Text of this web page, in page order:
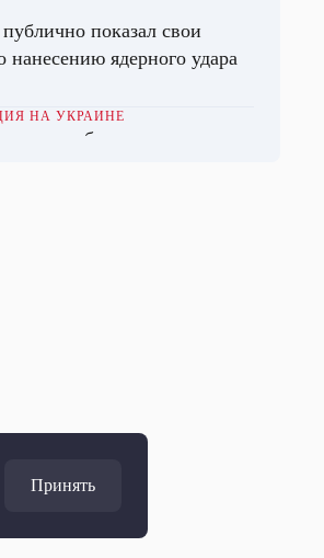
Принять
показал свои
нанесению ядерного удара
НА УКРАИНЕ
добровольцев из